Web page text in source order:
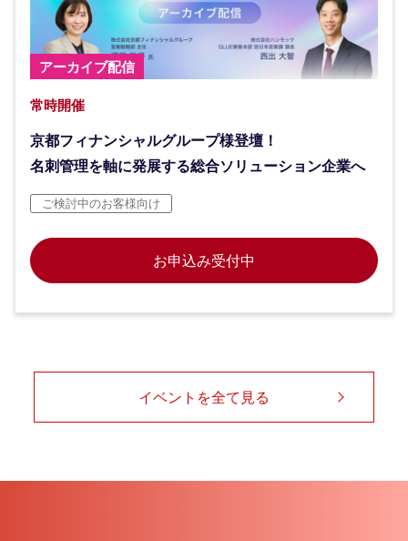
アーカイブ配信
常時開催
京都フィナンシャルグループ様登壇！
名刺管理を軸に発展する総合ソリューション企業へ
ご検討中のお客様向け
お申込み受付中
イベントを全て見る